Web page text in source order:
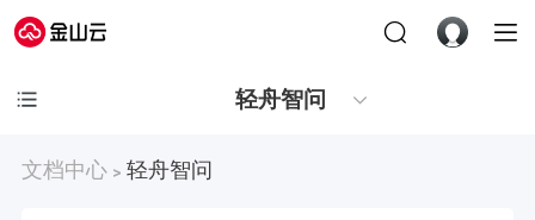
轻舟智问
文档中心 > 轻舟智问